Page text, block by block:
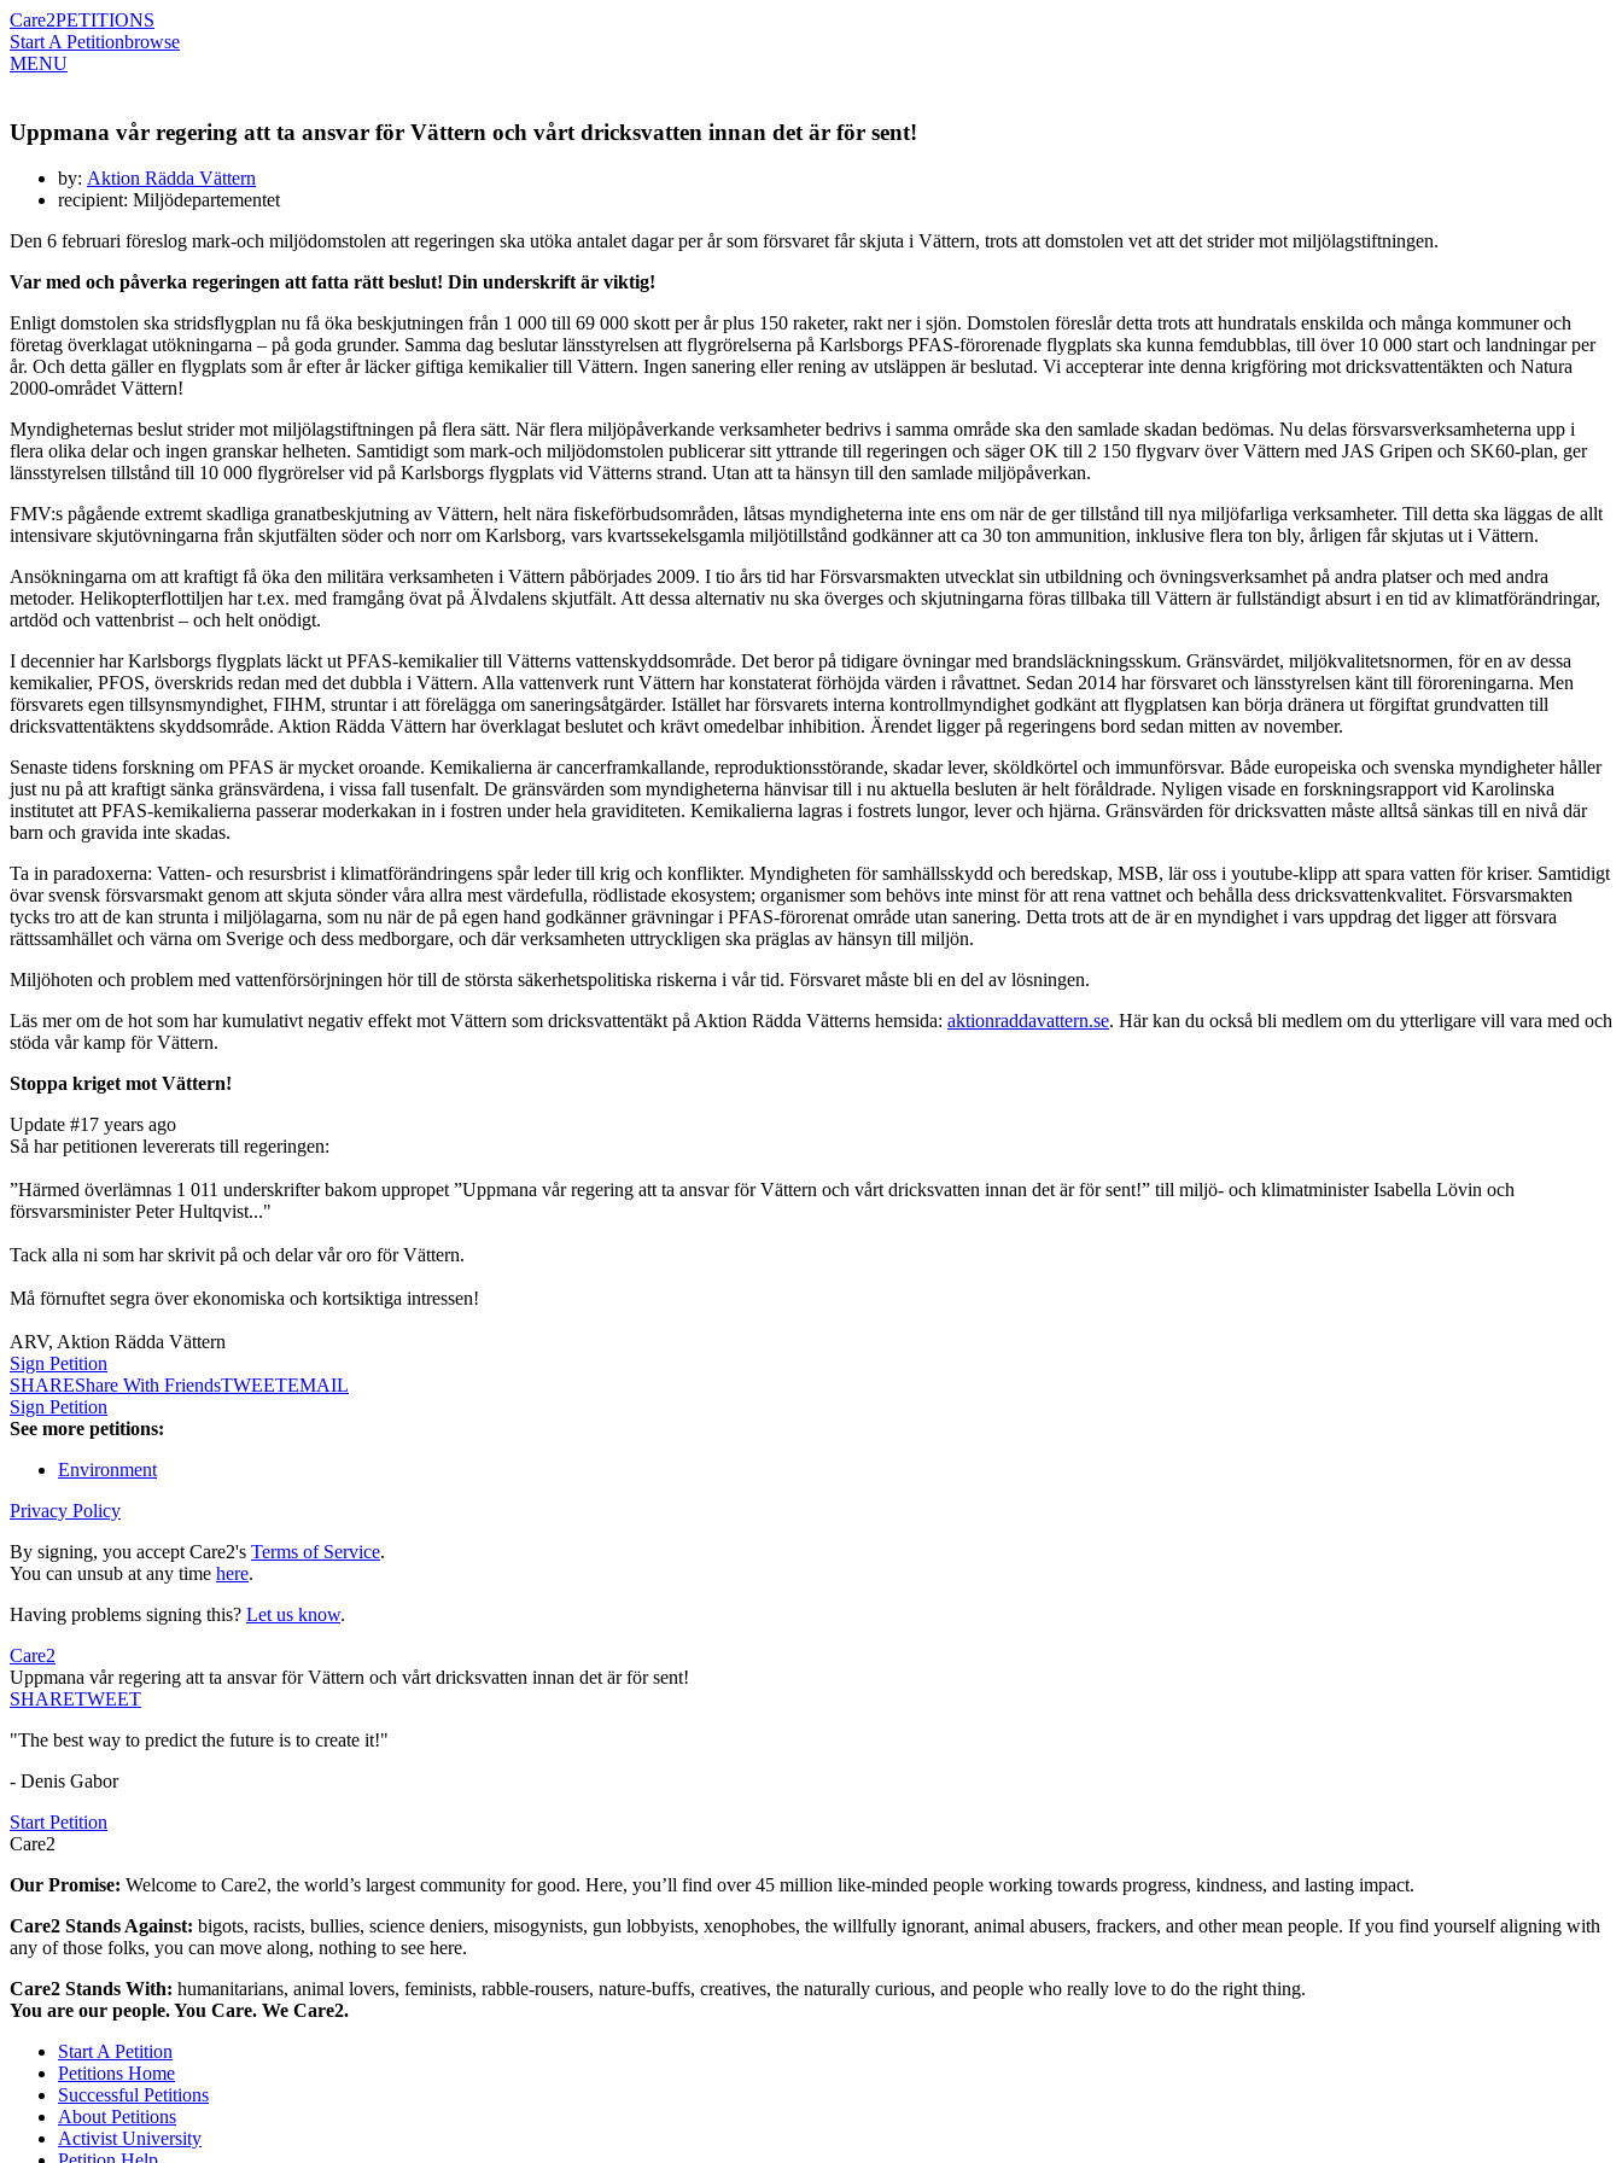
Care2PETITIONS
Start A Petitionbrowse
MENU
Uppmana vår regering att ta ansvar för Vättern och vårt dricksvatten innan det är för sent!
by: Aktion Rädda Vättern
recipient: Miljödepartementet
Den 6 februari föreslog mark-och miljödomstolen att regeringen ska utöka antalet dagar per år som försvaret får skjuta i Vättern, trots att domstolen vet att det strider mot miljölagstiftningen.
Var med och påverka regeringen att fatta rätt beslut! Din underskrift är viktig!
Enligt domstolen ska stridsflygplan nu få öka beskjutningen från 1 000 till 69 000 skott per år plus 150 raketer, rakt ner i sjön. Domstolen föreslår detta trots att hundratals enskilda och många kommuner och
företag överklagat utökningarna – på goda grunder. Samma dag beslutar länsstyrelsen att flygrörelserna på Karlsborgs PFAS-förorenade flygplats ska kunna femdubblas, till över 10 000 start och landningar per
år. Och detta gäller en flygplats som år efter år läcker giftiga kemikalier till Vättern. Ingen sanering eller rening av utsläppen är beslutad. Vi accepterar inte denna krigföring mot dricksvattentäkten och Natura
2000-området Vättern!
Myndigheternas beslut strider mot miljölagstiftningen på flera sätt. När flera miljöpåverkande verksamheter bedrivs i samma område ska den samlade skadan bedömas. Nu delas försvarsverksamheterna upp i
flera olika delar och ingen granskar helheten. Samtidigt som mark-och miljödomstolen publicerar sitt yttrande till regeringen och säger OK till 2 150 flygvarv över Vättern med JAS Gripen och SK60-plan, ger
länsstyrelsen tillstånd till 10 000 flygrörelser vid på Karlsborgs flygplats vid Vätterns strand. Utan att ta hänsyn till den samlade miljöpåverkan.
FMV:s pågående extremt skadliga granatbeskjutning av Vättern, helt nära fiskeförbudsområden, låtsas myndigheterna inte ens om när de ger tillstånd till nya miljöfarliga verksamheter. Till detta ska läggas de allt
intensivare skjutövningarna från skjutfälten söder och norr om Karlsborg, vars kvartssekelsgamla miljötillstånd godkänner att ca 30 ton ammunition, inklusive flera ton bly, årligen får skjutas ut i Vättern.
Ansökningarna om att kraftigt få öka den militära verksamheten i Vättern påbörjades 2009. I tio års tid har Försvarsmakten utvecklat sin utbildning och övningsverksamhet på andra platser och med andra
metoder. Helikopterflottiljen har t.ex. med framgång övat på Älvdalens skjutfält. Att dessa alternativ nu ska överges och skjutningarna föras tillbaka till Vättern är fullständigt absurt i en tid av klimatförändringar,
artdöd och vattenbrist – och helt onödigt.
I decennier har Karlsborgs flygplats läckt ut PFAS-kemikalier till Vätterns vattenskyddsområde. Det beror på tidigare övningar med brandsläckningsskum. Gränsvärdet, miljökvalitetsnormen, för en av dessa
kemikalier, PFOS, överskrids redan med det dubbla i Vättern. Alla vattenverk runt Vättern har konstaterat förhöjda värden i råvattnet. Sedan 2014 har försvaret och länsstyrelsen känt till föroreningarna. Men
försvarets egen tillsynsmyndighet, FIHM, struntar i att förelägga om saneringsåtgärder. Istället har försvarets interna kontrollmyndighet godkänt att flygplatsen kan börja dränera ut förgiftat grundvatten till
dricksvattentäktens skyddsområde. Aktion Rädda Vättern har överklagat beslutet och krävt omedelbar inhibition. Ärendet ligger på regeringens bord sedan mitten av november.
Senaste tidens forskning om PFAS är mycket oroande. Kemikalierna är cancerframkallande, reproduktionsstörande, skadar lever, sköldkörtel och immunförsvar. Både europeiska och svenska myndigheter håller
just nu på att kraftigt sänka gränsvärdena, i vissa fall tusenfalt. De gränsvärden som myndigheterna hänvisar till i nu aktuella besluten är helt föråldrade. Nyligen visade en forskningsrapport vid Karolinska
institutet att PFAS-kemikalierna passerar moderkakan in i fostren under hela graviditeten. Kemikalierna lagras i fostrets lungor, lever och hjärna. Gränsvärden för dricksvatten måste alltså sänkas till en nivå där
barn och gravida inte skadas.
Ta in paradoxerna: Vatten- och resursbrist i klimatförändringens spår leder till krig och konflikter. Myndigheten för samhällsskydd och beredskap, MSB, lär oss i youtube-klipp att spara vatten för kriser. Samtidigt
övar svensk försvarsmakt genom att skjuta sönder våra allra mest värdefulla, rödlistade ekosystem; organismer som behövs inte minst för att rena vattnet och behålla dess dricksvattenkvalitet. Försvarsmakten
tycks tro att de kan strunta i miljölagarna, som nu när de på egen hand godkänner grävningar i PFAS-förorenat område utan sanering. Detta trots att de är en myndighet i vars uppdrag det ligger att försvara
rättssamhället och värna om Sverige och dess medborgare, och där verksamheten uttryckligen ska präglas av hänsyn till miljön.
Miljöhoten och problem med vattenförsörjningen hör till de största säkerhetspolitiska riskerna i vår tid. Försvaret måste bli en del av lösningen.
Läs mer om de hot som har kumulativt negativ effekt mot Vättern som dricksvattentäkt på Aktion Rädda Vätterns hemsida: aktionraddavattern.se. Här kan du också bli medlem om du ytterligare vill vara med och
stöda vår kamp för Vättern.
Stoppa kriget mot Vättern!
Update #17 years ago
Så har petitionen levererats till regeringen:
”Härmed överlämnas 1 011 underskrifter bakom uppropet ”Uppmana vår regering att ta ansvar för Vättern och vårt dricksvatten innan det är för sent!” till miljö- och klimatminister Isabella Lövin och
försvarsminister Peter Hultqvist..."
Tack alla ni som har skrivit på och delar vår oro för Vättern.
Må förnuftet segra över ekonomiska och kortsiktiga intressen!
ARV, Aktion Rädda Vättern
Sign Petition
SHAREShare With FriendsTWEETEMAIL
Sign Petition
See more petitions:
Environment
Privacy Policy
By signing, you accept Care2's Terms of Service.
You can unsub at any time here.
Having problems signing this? Let us know.
Care2
Uppmana vår regering att ta ansvar för Vättern och vårt dricksvatten innan det är för sent!
SHARETWEET
"The best way to predict the future is to create it!"
- Denis Gabor
Start Petition
Care2
Our Promise: Welcome to Care2, the world’s largest community for good. Here, you’ll find over 45 million like-minded people working towards progress, kindness, and lasting impact.
Care2 Stands Against: bigots, racists, bullies, science deniers, misogynists, gun lobbyists, xenophobes, the willfully ignorant, animal abusers, frackers, and other mean people. If you find yourself aligning with
any of those folks, you can move along, nothing to see here.
Care2 Stands With: humanitarians, animal lovers, feminists, rabble-rousers, nature-buffs, creatives, the naturally curious, and people who really love to do the right thing.
You are our people. You Care. We Care2.
Start A Petition
Petitions Home
Successful Petitions
About Petitions
Activist University